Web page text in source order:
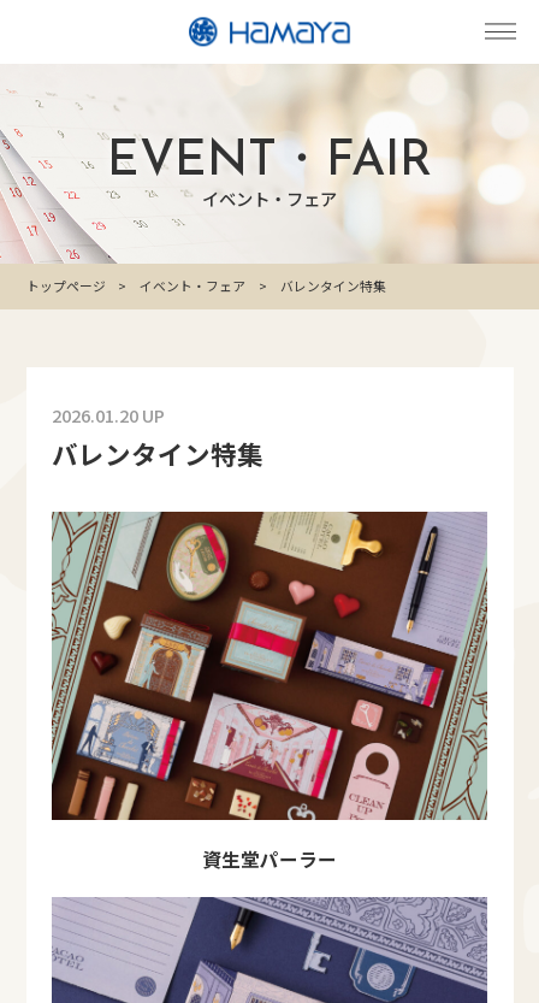
EVENT・FAIR
イベント・フェア
トップページ イベント・フェア バレンタイン特集
2026.01.20 UP
バレンタイン特集
資生堂パーラー